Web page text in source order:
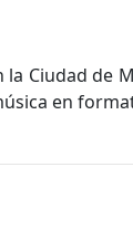
Ciudad de
en